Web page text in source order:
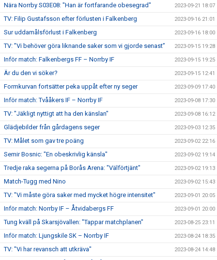
Nära Norrby S03E08: "Han är fortfarande obesegrad" 2023-09-21 18:07
TV: Filip Gustafsson efter förlusten i Falkenberg 2023-09-16 21:01
Sur uddamålsförlust i Falkenberg 2023-09-16 18:00
TV: ”Vi behöver göra liknande saker som vi gjorde senast” 2023-09-15 19:28
Inför match: Falkenbergs FF – Norrby IF 2023-09-15 19:25
Är du den vi söker? 2023-09-15 12:41
Formkurvan fortsätter peka uppåt efter ny seger 2023-09-09 17:40
Inför match: Tvååkers IF – Norrby IF 2023-09-08 17:30
TV: "Jäkligt nyttigt att ha den känslan" 2023-09-08 16:12
Glädjebilder från gårdagens seger 2023-09-03 12:35
TV: Målet som gav tre poäng 2023-09-02 22:16
Semir Bosnic: "En obeskrivlig känsla" 2023-09-02 19:14
Tredje raka segerna på Borås Arena: "Välförtjänt" 2023-09-02 19:13
Match-Tugg med Nino 2023-09-02 15:43
TV: "Vi måste göra saker med mycket högre intensitet" 2023-09-01 20:05
Inför match: Norrby IF – Åtvidabergs FF 2023-09-01 20:00
Tung kväll på Skarsjövallen: "Tappar matchplanen" 2023-08-25 23:11
Inför match: Ljungskile SK – Norrby IF 2023-08-24 18:35
TV: "Vi har revansch att utkräva" 2023-08-24 14:48